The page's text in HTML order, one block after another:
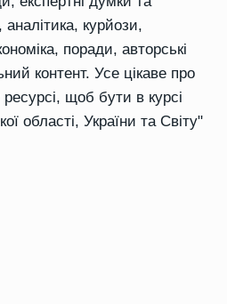
аналітика, курйози,
поради, авторські
контент. Усе цікаве про
щоб бути в курсі
області, України та Світу"